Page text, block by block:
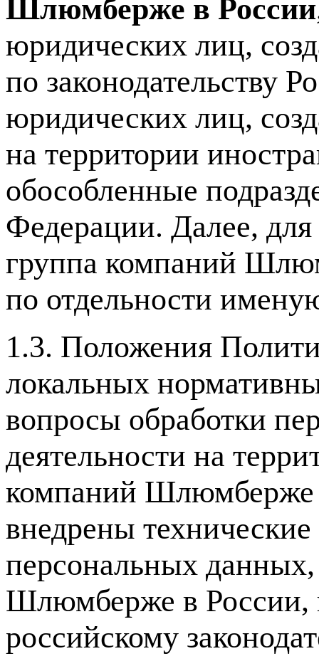
Шлюмберже в России
юридических лиц,
по законодательству
юридических лиц,
на территории
обособленные
Федерации. Далее,
группа компаний
по отдельности
1.3. Положения
локальных
вопросы обработки
деятельности на
компаний Шлюмберже
внедрены
персональных
Шлюмберже в России,
российскому